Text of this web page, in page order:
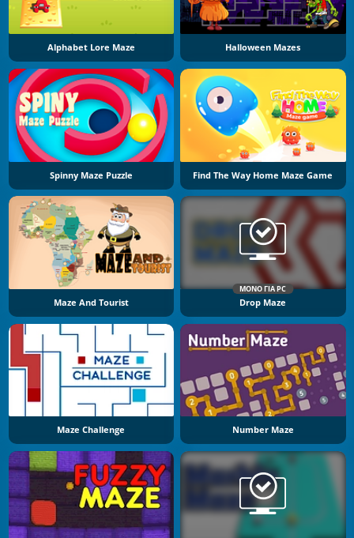
Alphabet Lore Maze Halloween Mazes
Spinny Maze Puzzle Find The Way Home Maze Game
Maze And Tourist
ΜΌΝΟ ΓΙΑ PC
Drop Maze
Maze Challenge Number Maze